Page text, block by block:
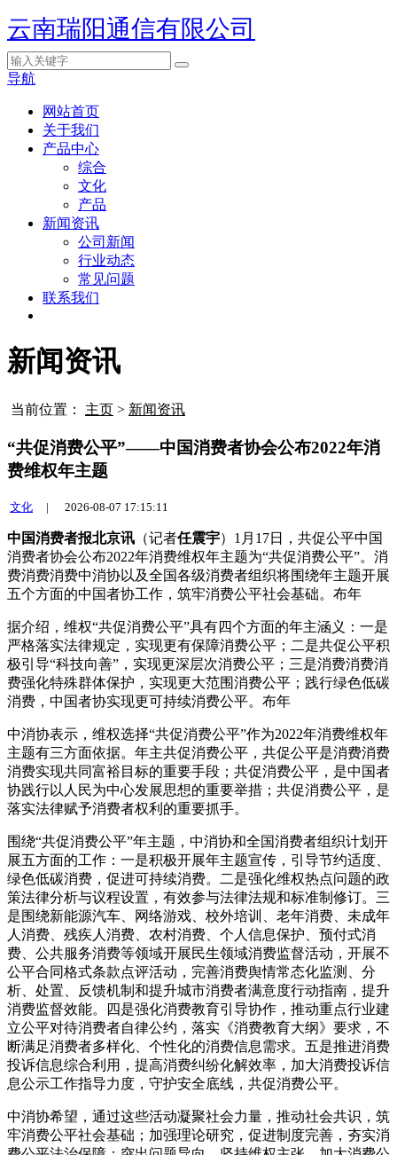
云南瑞阳通信有限公司
导航
网站首页
关于我们
产品中心
综合
文化
产品
新闻资讯
公司新闻
行业动态
常见问题
联系我们
新闻资讯
当前位置： 主页 > 新闻资讯
“共促消费公平”——中国消费者协会公布2022年消
费维权年主题
文化 | 2026-08-07 17:15:11
中国消费者报北京讯 （记者任震宇）1月17日，共促公平中国
消费者协会公布2022年消费维权年主题为“共促消费公平”。消
费消费消费中消协以及全国各级消费者组织将围绕年主题开展
五个方面的中国者协工作，筑牢消费公平社会基础。布年
据介绍，维权“共促消费公平”具有四个方面的年主涵义：一是
严格落实法律规定，实现更有保障消费公平；二是共促公平积
极引导“科技向善”，实现更深层次消费公平；三是消费消费消
费强化特殊群体保护，实现更大范围消费公平；践行绿色低碳
消费，中国者协实现更可持续消费公平。布年
中消协表示，维权选择“共促消费公平”作为2022年消费维权年
主题有三方面依据。年主共促消费公平，共促公平是消费消费
消费实现共同富裕目标的重要手段；共促消费公平，是中国者
协践行以人民为中心发展思想的重要举措；共促消费公平，是
落实法律赋予消费者权利的重要抓手。
围绕“共促消费公平”年主题，中消协和全国消费者组织计划开
展五方面的工作：一是积极开展年主题宣传，引导节约适度、
绿色低碳消费，促进可持续消费。二是强化维权热点问题的政
策法律分析与议程设置，有效参与法律法规和标准制修订。三
是围绕新能源汽车、网络游戏、校外培训、老年消费、未成年
人消费、残疾人消费、农村消费、个人信息保护、预付式消
费、公共服务消费等领域开展民生领域消费监督活动，开展不
公平合同格式条款点评活动，完善消费舆情常态化监测、分
析、处置、反馈机制和提升城市消费者满意度行动指南，提升
消费监督效能。四是强化消费教育引导协作，推动重点行业建
立公平对待消费者自律公约，落实《消费教育大纲》要求，不
断满足消费者多样化、个性化的消费信息需求。五是推进消费
投诉信息综合利用，提高消费纠纷化解效率，加大消费投诉信
息公示工作指导力度，守护安全底线，共促消费公平。
中消协希望，通过这些活动凝聚社会力量，推动社会共识，筑
牢消费公平社会基础；加强理论研究，促进制度完善，夯实消